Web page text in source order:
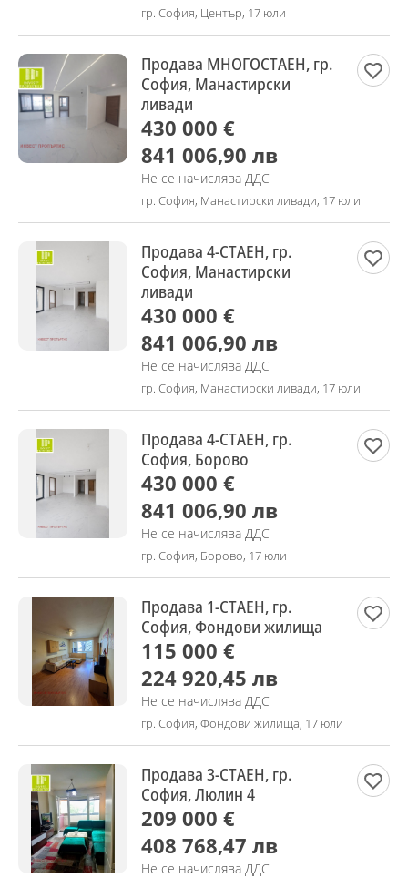
гр. София, Център, 17 юли
Продава МНОГОСТАЕН, гр.
София, Манастирски
ливади
430 000 €
841 006,90 лв
Не се начислява ДДС
гр. София, Манастирски ливади, 17 юли
Продава 4-СТАЕН, гр.
София, Манастирски
ливади
430 000 €
841 006,90 лв
Не се начислява ДДС
гр. София, Манастирски ливади, 17 юли
Продава 4-СТАЕН, гр.
София, Борово
430 000 €
841 006,90 лв
Не се начислява ДДС
гр. София, Борово, 17 юли
Продава 1-СТАЕН, гр.
София, Фондови жилища
115 000 €
224 920,45 лв
Не се начислява ДДС
гр. София, Фондови жилища, 17 юли
Продава 3-СТАЕН, гр.
София, Люлин 4
209 000 €
408 768,47 лв
Не се начислява ДДС